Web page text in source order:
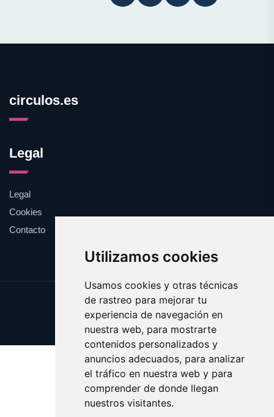
Utilizamos cookies
Usamos cookies y otras técnicas
de rastreo para mejorar tu
experiencia de navegación en
nuestra web, para mostrarte
contenidos personalizados y
anuncios adecuados, para analizar
el tráfico en nuestra web y para
comprender de donde llegan
nuestros visitantes.
circulos.es
Legal
Legal
Cookies
Contacto
Update cookies preferences
Copyright © 2025 circulos.es